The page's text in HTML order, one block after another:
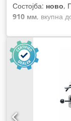
Состојба: ново,
910 мм, вкупна
Дијаметар на
должина на
(3,26 коњски
обр/мин
,